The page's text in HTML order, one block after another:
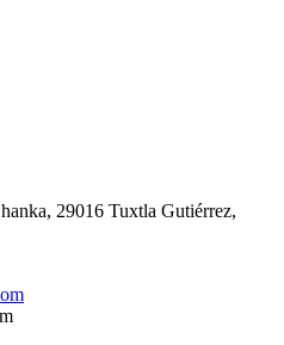
29016 Tuxtla Gutiérrez,